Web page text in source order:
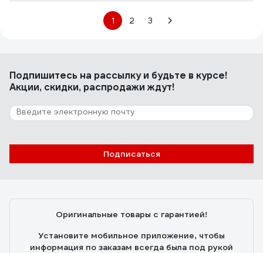
1 2 3
Подпишитесь на рассылкуи будьте в курсе!
Акции, скидки, распродажи ждут!
Подписаться
Оригинальные товары с гарантией!
Установите мобильное приложение, чтобы
информация по заказам всегда была под рукой